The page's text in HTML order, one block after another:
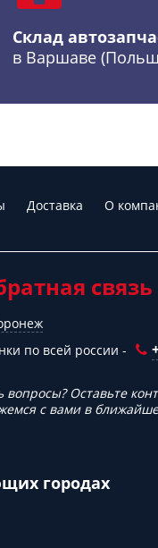
Склад
в Варшаве
Доставка О
связь
по всей россии -
вопросы? Оставьте
с вами в
городах